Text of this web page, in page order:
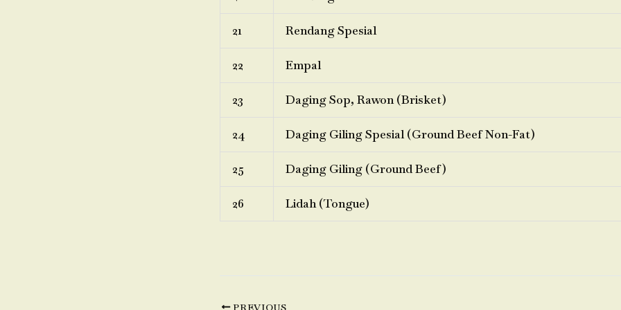
21 Rendang Spesial
22 Empal
23 Daging Sop, Rawon (Brisket)
24 Daging Giling Spesial (Ground Beef Non-Fat)
25 Daging Giling (Ground Beef)
26 Lidah (Tongue)
PREVIOUS